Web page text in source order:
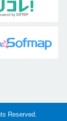
Reserved.